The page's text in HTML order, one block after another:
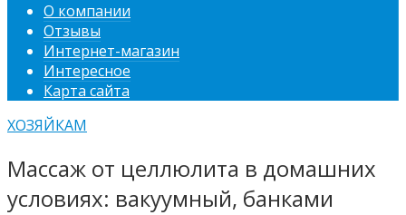
О компании
Отзывы
Интернет-магазин
Интересное
Карта сайта
ХОЗЯЙКАМ
Массаж от целлюлита в домашних
условиях: вакуумный, банками